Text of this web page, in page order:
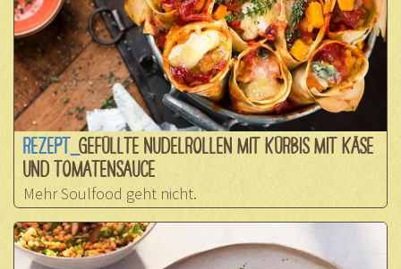
REZEPT_ GEFÜLLTE NUDELROLLEN MIT KÜRBIS MIT KÄSE
UND TOMATENSAUCE
Mehr Soulfood geht nicht.